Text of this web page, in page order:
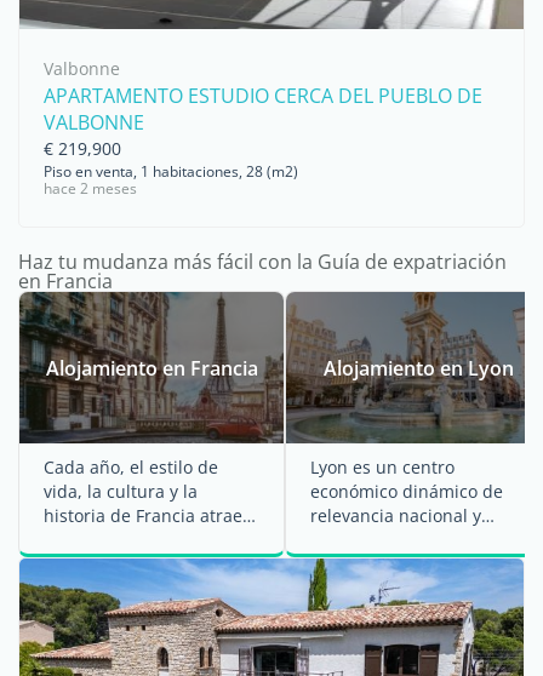
Valbonne
APARTAMENTO ESTUDIO CERCA DEL PUEBLO DE
VALBONNE
€ 219,900
Piso en venta, 1 habitaciones, 28 (m2)
hace 2 meses
Haz tu mudanza más fácil con la Guía de expatriación
en Francia
Alojamiento en Francia
Cada año, el estilo de
vida, la cultura y la
historia de Francia atraen
...
Alojamiento en Lyon
Lyon es un centro
económico dinámico de
relevancia nacional y
...